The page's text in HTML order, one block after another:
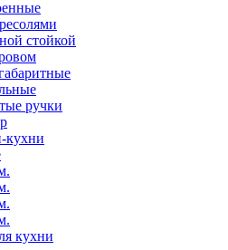
стойкой
ручки
кухни